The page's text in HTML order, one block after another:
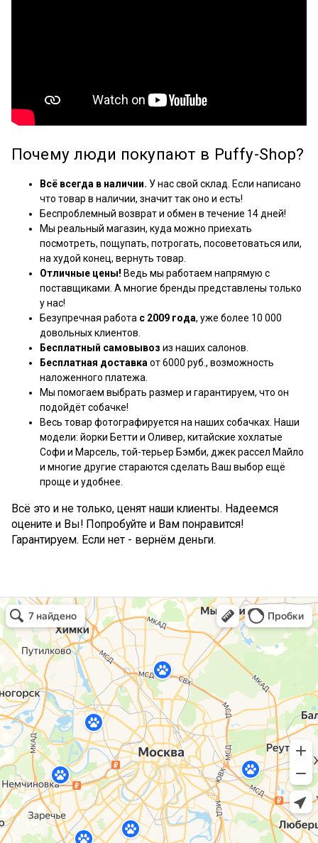
Почему люди покупают в Puffy-Shop?
Всё всегда в наличии. У нас свой склад. Если написано
что товар в наличии, значит так оно и есть!
Беспроблемный возврат и обмен в течение 14 дней!
Мы реальный магазин, куда можно приехать
посмотреть, пощупать, потрогать, посоветоваться или,
на худой конец, вернуть товар.
Отличные цены! Ведь мы работаем напрямую с
поставщиками. А многие бренды представлены только
у нас!
Безупречная работа с 2009 года, уже более 10 000
довольных клиентов.
Бесплатный самовывоз из наших салонов.
Бесплатная доставка от 6000 руб., возможность
наложенного платежа.
Мы помогаем выбрать размер и гарантируем, что он
подойдёт собачке!
Весь товар фотографируется на наших собачках. Наши
модели: йорки Бетти и Оливер, китайские хохлатые
Софи и Марсель, той-терьер Бэмби, джек рассел Майло
и многие другие стараются сделать Ваш выбор ещё
проще и удобнее.
Всё это и не только, ценят наши клиенты. Надеемся
оцените и Вы! Попробуйте и Вам понравится!
Гарантируем. Если нет - вернём деньги.